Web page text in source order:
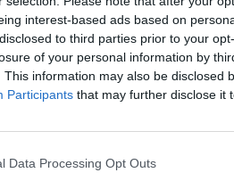
interest-based ads based on
to third parties prior to your
of your personal information by
This information may also be disclosed
Participants that may further disclose it
Data Processing Opt Outs
η πολεοδομία και
ευρώ», είπε
βγάλει το σπίτι στην
δεύτερο. Ανοίξτε τον